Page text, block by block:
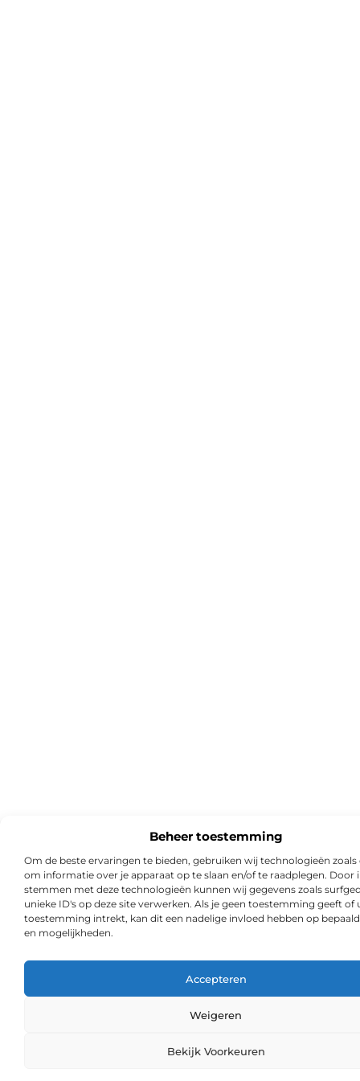
Beheer toestemming
Om de beste ervaringen te bieden, gebruiken wij technologieën zoals
om informatie over je apparaat op te slaan en/of te raadplegen. Door
stemmen met deze technologieën kunnen wij gegevens zoals
unieke ID's op deze site verwerken. Als je geen toestemming geeft of
toestemming intrekt, kan dit een nadelige invloed hebben op
en mogelijkheden.
Accepteren
Weigeren
Bekijk Voorkeuren